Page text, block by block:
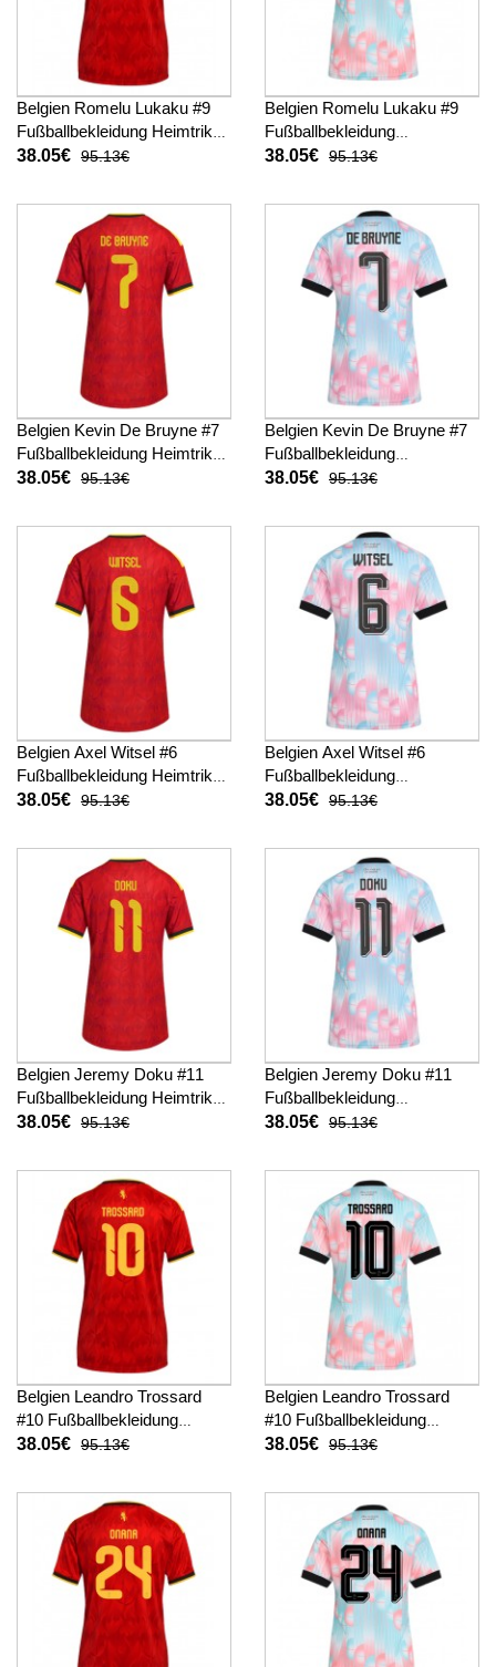
Belgien Romelu Lukaku #9
Fußballbekleidung Heimtrikot
Damen WM 2026 Kurzarm
38.05€ 95.13€
Belgien Romelu Lukaku #9
Fußballbekleidung
Auswärtstrikot Damen WM
38.05€ 95.13€
Belgien Kevin De Bruyne #7
Fußballbekleidung Heimtrikot
Damen WM 2026 Kurzarm
38.05€ 95.13€
Belgien Kevin De Bruyne #7
Fußballbekleidung
Auswärtstrikot Damen WM
38.05€ 95.13€
Belgien Axel Witsel #6
Fußballbekleidung Heimtrikot
Damen WM 2026 Kurzarm
38.05€ 95.13€
Belgien Axel Witsel #6
Fußballbekleidung
Auswärtstrikot Damen WM
38.05€ 95.13€
Belgien Jeremy Doku #11
Fußballbekleidung Heimtrikot
Damen WM 2026 Kurzarm
38.05€ 95.13€
Belgien Jeremy Doku #11
Fußballbekleidung
Auswärtstrikot Damen WM
38.05€ 95.13€
Belgien Leandro Trossard
#10 Fußballbekleidung
Heimtrikot Damen WM 2026
38.05€ 95.13€
Belgien Leandro Trossard
#10 Fußballbekleidung
Auswärtstrikot Damen WM
38.05€ 95.13€